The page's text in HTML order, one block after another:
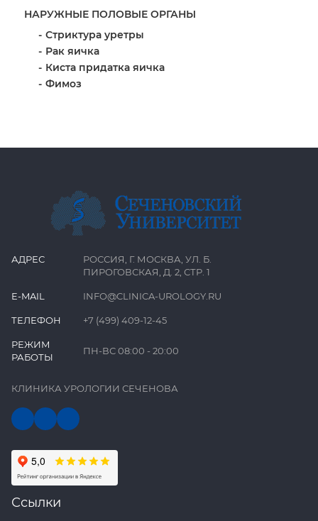
НАРУЖНЫЕ ПОЛОВЫЕ ОРГАНЫ
Стриктура уретры
Рак яичка
Киста придатка яичка
Фимоз
АДРЕС
РОССИЯ, Г. МОСКВА, УЛ. Б.
ПИРОГОВСКАЯ, Д. 2, СТР. 1
E-MAIL INFO@CLINICA-UROLOGY.RU
ТЕЛЕФОН +7 (499) 409-12-45
РЕЖИМ
РАБОТЫ
ПН-ВС 08:00 - 20:00
КЛИНИКА УРОЛОГИИ СЕЧЕНОВА
Ссылки